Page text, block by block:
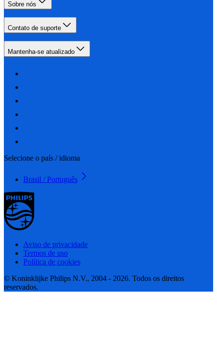
Sobre nós
Contato de suporte
Mantenha-se atualizado
Selecione o país / idioma
Brasil / Português
Aviso de privacidade
Termos de uso
Política de cookies
© Koninklijke Philips N.V., 2004 - 2026. Todos os direitos
reservados.